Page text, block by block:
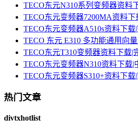
TECO东元N310系列变频器资料
TECO东元变频器7200MA资料下
TECO东元变频器A510s资料下
TECO 东元 E310 多功能通用向
TECO东元T310变频器资料下载|
TECO东元变频器N310资料下载|
TECO东元变频器S310+资料下
热门文章
divtxhotlist